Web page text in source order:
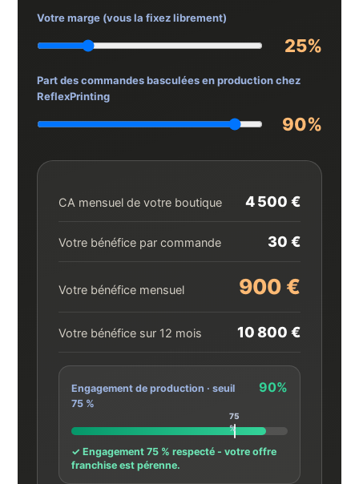
Votre marge (vous la fixez librement)
25%
Part des commandes basculées en production chez
ReflexPrinting
90%
CA mensuel de votre boutique 4 500 €
Votre bénéfice par commande 30 €
Votre bénéfice mensuel 900 €
Votre bénéfice sur 12 mois 10 800 €
Engagement de production · seuil
75 %
90%
✓ Engagement 75 % respecté - votre offre
franchise est pérenne.